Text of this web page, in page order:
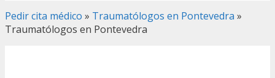
Pedir cita médico » Traumatólogos en Pontevedra »
Traumatólogos en Pontevedra